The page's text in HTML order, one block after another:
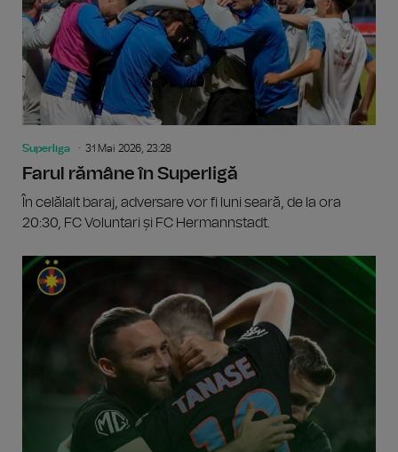
Superliga 31 Mai 2026, 23:28
Farul rămâne în Superligă
În celălalt baraj, adversare vor fi luni seară, de la ora
20:30, FC Voluntari și FC Hermannstadt.